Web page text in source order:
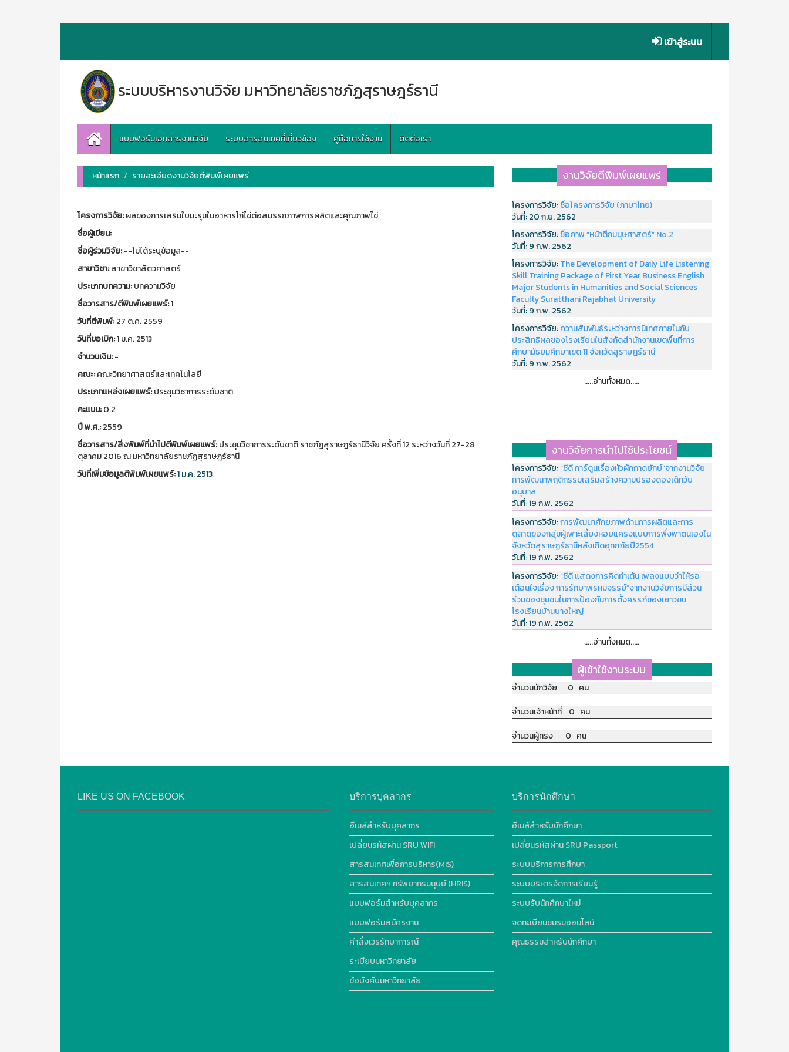
เข้าสู่ระบบ
ระบบบริหารงานวิจัย มหาวิทยาลัยราชภัฏสุราษฎร์ธานี
แบบฟอร์มเอกสารงานวิจัย ระบบสารสนเทศที่เกี่ยวข้อง คู่มือการใช้งาน ติตต่อเรา
หน้าแรก รายละเอียดงานวิจัยตีพิมพ์เผยแพร่
โครงการวิจัย:ผลของการเสริมใบมะรุมในอาหารไก่ไข่ต่อสมรรถภาพการผลิตและคุณภาพไข่
ชื่อผู้เขียน:
ชื่อผู้ร่วมวิจัย:--ไม่ได้ระบุข้อมูล--
สาขาวิชา:สาขาวิชาสัตวศาสตร์
ประเภทบทความ:บทความวิจัย
ชื่อวารสาร/ตีพิมพ์เผยแพร์:1
วันที่ตีพิมพ์:27 ต.ค. 2559
วันที่ขอเบิก:1 ม.ค. 2513
จำนวนเงิน:-
คณะ:คณะวิทยาศาสตร์และเทคโนโลยี
ประเภทแหล่งเผยแพร์:ประชุมวิชาการระดับชาติ
คะแนน:0.2
ปี พ.ศ.:2559
ชื่อวารสาร/สิ่งพิมพ์ที่นำไปตีพิมพ์เผยแพร์:ประชุมวิชาการระดับชาติ ราชภัฏสุราษฎร์ธานีวิจัย ครั้งที่ 12 ระหว่างวันที่ 27-28
ตุลาคม 2016 ณ มหาวิทยาลัยราชภัฏสุราษฎร์ธานี
วันที่เพิ่มข้อมูลตีพิมพ์เผยแพร์:1 ม.ค. 2513
งานวิจัยตีพิมพ์เผยแพร่
โครงการวิจัย:ชื่อโครงการวิจัย (ภาษาไทย)
วันที่:20 ก.ย. 2562
โครงการวิจัย:ชื่อภาพ “หน้าตึกมนุษศาสตร์” No.2
วันที่:9 ก.พ. 2562
โครงการวิจัย:The Development of Daily Life Listening
Skill Training Package of First Year Business English
Major Students in Humanities and Social Sciences
Faculty Suratthani Rajabhat University
วันที่:9 ก.พ. 2562
โครงการวิจัย:ความสัมพันธ์ระหว่างการนิเทศภายในกับ
ประสิทธิผลของโรงเรียนในสังกัดสำนักงานเขตพื้นที่การ
ศึกษามัธยมศึกษาเขต 11 จังหวัดสุราษฎร์ธานี
วันที่:9 ก.พ. 2562
.....อ่านทั้งหมด.....
งานวิจัยการนำไปใช้ประโยชน์
โครงการวิจัย:“ซีดี การ์ตูนเรื่องหัวผักกาดยักษ์”จากงานวิจัย
การพัฒนาพฤติกรรมเสริมสร้างความปรองดองเด็กวัย
อนุบาล
วันที่:19 ก.พ. 2562
โครงการวิจัย:การพัฒนาศักยภาพด้านการผลิตและการ
ตลาดของกลุ่มผู้เพาะเลี้ยงหอยแครงแบบการพึ่งพาตนเองใน
จังหวัดสุราษฏร์ธานีหลังเกิดอุทกภัยปี2554
วันที่:19 ก.พ. 2562
โครงการวิจัย:“ซีดี แสดงการคิดท่าเต้น เพลงแบบว่าให้รอ
เตือนใจเรื่อง การรักษาพรหมจรรย์”จากงานวิจัยการมีส่วน
ร่วมของชุมชนในการป้องกันการตั้งครรภ์ของเยาวชน
โรงเรียนบ้านบางใหญ่
วันที่:19 ก.พ. 2562
.....อ่านทั้งหมด.....
ผู้เข้าใช้งานระบบ
จำนวนนักวิจัย 0 คน
จำนวนเจ้าหน้าที่ 0 คน
จำนวนผู้ทรง 0 คน
LIKE US ON FACEBOOK บริการบุคลากร
อีเมล์สำหรับบุคลากร
เปลี่ยนรหัสผ่าน SRU WIFI
สารสนเทศเพื่อการบริหาร(MIS)
สารสนเทศฯ ทรัพยากรมนุษย์ (HRIS)
แบบฟอร์มสำหรับบุคลากร
แบบฟอร์มสมัครงาน
คำสั่งเวรรักษาการณ์
ระเบียบมหาวิทยาลัย
ข้อบังคับมหาวิทยาลัย
บริการนักศึกษา
อีเมล์สำหรับนักศึกษา
เปลี่ยนรหัสผ่าน SRU Passport
ระบบบริการการศึกษา
ระบบบริหารจัดการเรียนรู้
ระบบรับนักศึกษาใหม่
จดทะเบียนชมรมออนไลน์
คุณธรรมสำหรับนักศึกษา